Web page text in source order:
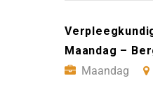
Maandag –
Maandag